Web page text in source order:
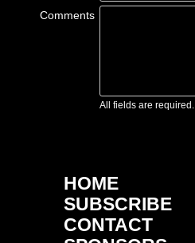
Comments
All fields are required.
HOME
SUBSCRIBE
CONTACT